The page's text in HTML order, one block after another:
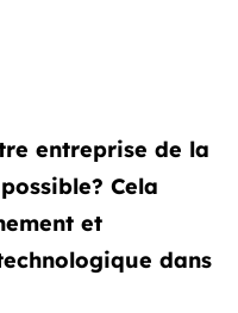
entreprise de la
Cela
et
dans